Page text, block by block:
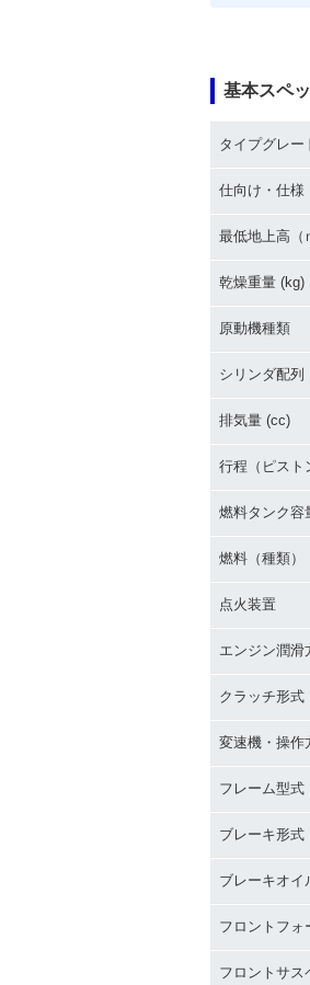
ナーチェンジ
基本スペ
タイプグレー
仕向け・仕様
最低地上高（
乾燥重量 (kg)
原動機種類
シリンダ配列
排気量 (cc)
行程（ピスト
燃料タンク容
燃料（種類）
点火装置
エンジン潤滑
クラッチ形式
変速機・操作
フレーム型式
ブレーキ形式
ブレーキオイ
フロントフォ
フロントサス